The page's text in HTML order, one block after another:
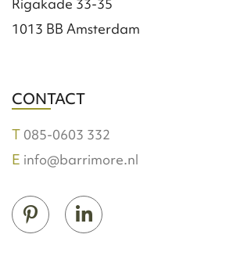
1013 BB Amsterdam
CONTACT
085-0603 332
info@barrimore.nl